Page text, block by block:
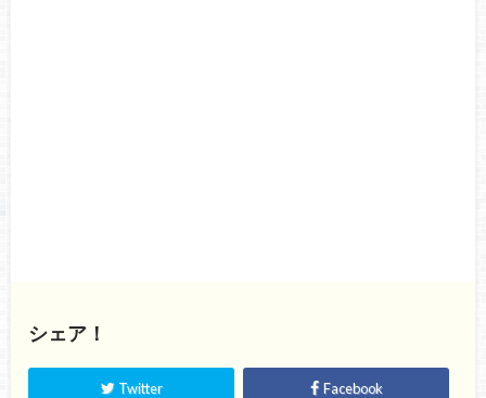
シェア！
Twitter Facebook